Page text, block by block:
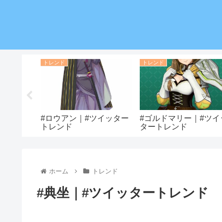
トレンド
#ロウアン｜#ツイッター
トレンド
トレンド
#ゴルドマリー｜#ツイ
タートレンド
ホーム トレンド
#典坐｜#ツイッタートレンド